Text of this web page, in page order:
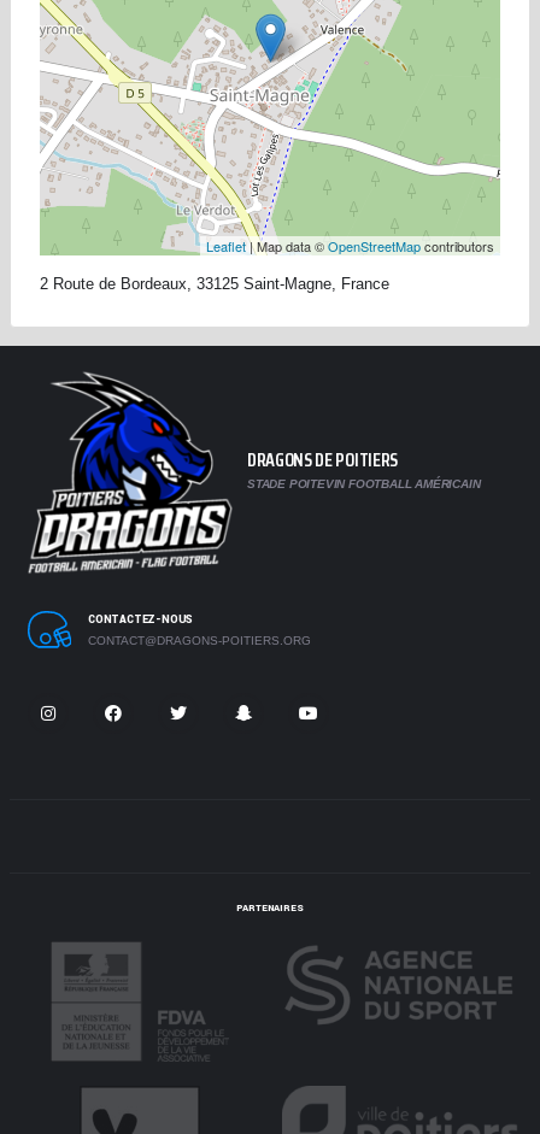
Leaflet| Map data ©OpenStreetMapcontributors
2 Route de Bordeaux, 33125 Saint-Magne, France
DRAGONS DE POITIERS
STADE POITEVIN FOOTBALL AMÉRICAIN
CONTACTEZ-NOUS
CONTACT@DRAGONS-POITIERS.ORG
PARTENAIRES